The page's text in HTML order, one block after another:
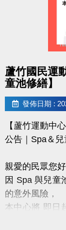
FB : @桃園市
IG :
感謝大家支持
讓我們一起讓
蘆竹國民運
童池修繕】
發佈日期 :
【蘆竹運動中
公告｜Spa＆
親愛的民眾您
因 Spa 與兒童
的意外風險，
本中心將 即日